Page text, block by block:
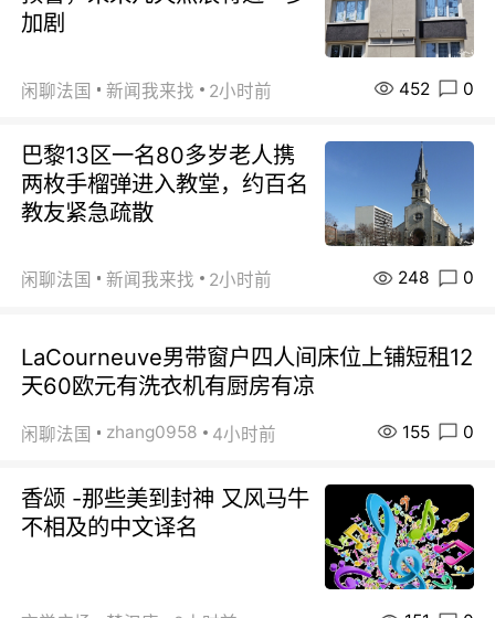
加剧
闲聊法国 新闻我来找 2小时前 452 0
巴黎13区一名80多岁老人携
两枚手榴弹进入教堂，约百名
教友紧急疏散
闲聊法国 新闻我来找 2小时前 248 0
LaCourneuve男带窗户四人间床位上铺短租12
天60欧元有洗衣机有厨房有凉
闲聊法国 zhang0958 4小时前 155 0
香颂 -那些美到封神 又风马牛
不相及的中文译名